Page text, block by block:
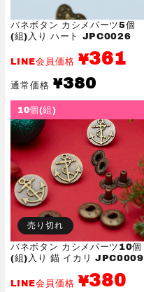
バネボタン カシメパーツ5個
(組)入り ハート JPC0026
LINE会員価格 ¥361
通常価格
通
常
価
格
¥380
10個(組)
売り切れ
バネボタン カシメパーツ10個
(組)入り 錨 イカリ JPC0009
LINE会員価格 ¥380